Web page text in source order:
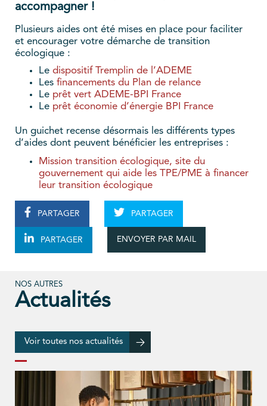
accompagner !
Plusieurs aides ont été mises en place pour faciliter
et encourager votre démarche de transition
écologique :
Le dispositif Tremplin de l’ADEME
Les financements du Plan de relance
Le prêt vert ADEME-BPI France
Le prêt économie d’énergie BPI France
Un guichet recense désormais les différents types
d’aides dont peuvent bénéficier les entreprises :
Mission transition écologique, site du
gouvernement qui aide les TPE/PME à financer
leur transition écologique
PARTAGER PARTAGER
PARTAGER ENVOYER PAR MAIL
NOS AUTRES
Actualités
Voir toutes nos actualités